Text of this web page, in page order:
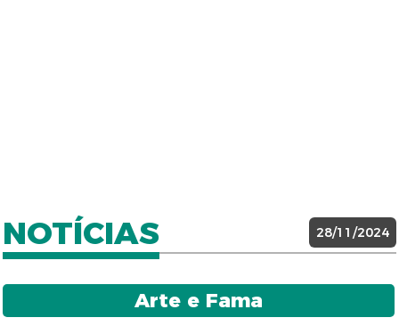
NOTÍCIAS 28/11/2024
Arte e Fama